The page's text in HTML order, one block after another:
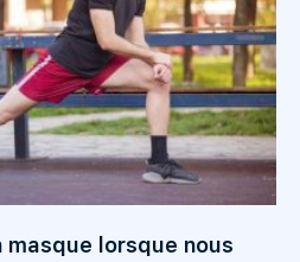
lorsque nous